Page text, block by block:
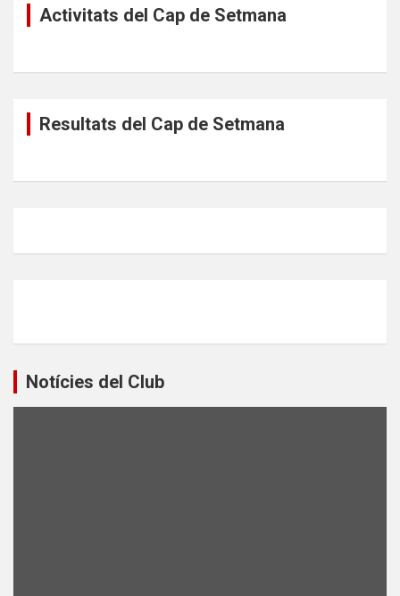
Activitats del Cap de Setmana
Resultats del Cap de Setmana
Notícies del Club